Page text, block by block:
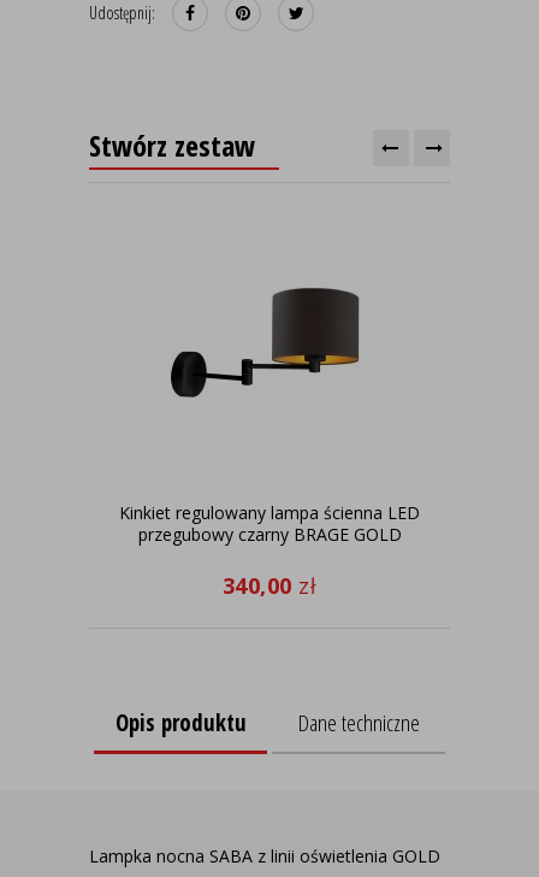
Udostępnij:
Stwórz zestaw
Kinkiet regulowany lampa ścienna LED
przegubowy czarny BRAGE GOLD
340,00 zł
Opis produktu Dane techniczne
Lampka nocna SABA z linii oświetlenia GOLD